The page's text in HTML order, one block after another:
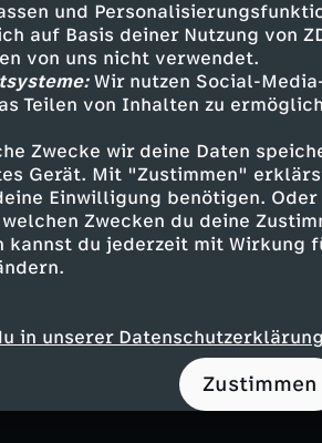
und
auf Basis deiner Nutzung von
von uns nicht verwendet.
Wir nutzen Social-
Teilen von Inhalten zu
Zwecke wir deine Daten
Gerät. Mit "Zustimmen"
Einwilligung benötigen.
Zwecken du deine
kannst du jederzeit mit Wirkung
in unserer
Zustimmen
Stumph
Blochberger
- Thimo Meitner
- Christina Rainer
Schäfer
Ingelfinger
Wegener